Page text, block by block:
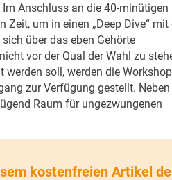
Anschluss an die 40-minütigen
um in einen „Deep Dive“ mit
über das eben Gehörte
vor der Qual der Wahl zu
soll, werden die
zur Verfügung gestellt. Neben
Raum für ungezwungenen
kostenfreien Artikel